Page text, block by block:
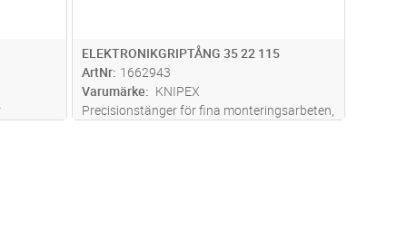
ELEKTRONIKGRIPTÅNG 35 22 115
ArtNr 1662943
Varumärke
KNIPEX
Precisionstänger för fina monteringsarbeten,